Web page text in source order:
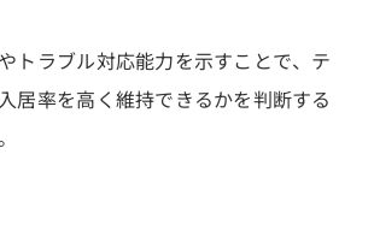
トラブル対応能力を示すことで、テ
居率を高く維持できるかを判断する